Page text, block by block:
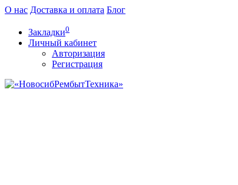
О нас Доставка и оплата Блог
Закладки0
Личный кабинет
Авторизация
Регистрация